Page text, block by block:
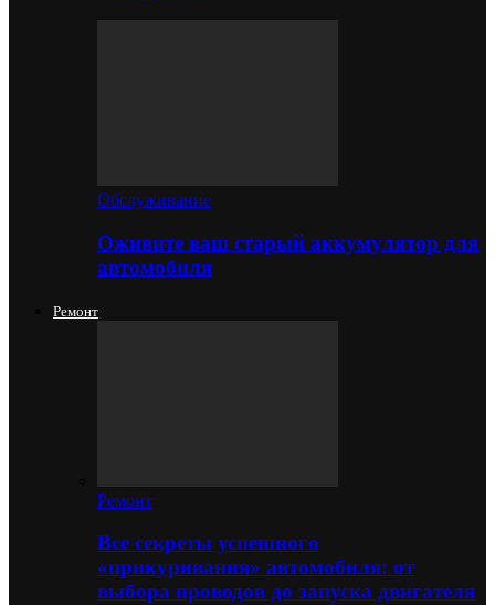
Обслуживание
Оживите ваш старый аккумулятор для
автомобиля
Ремонт
Ремонт
Все секреты успешного
«прикуривания» автомобиля: от
выбора проводов до запуска двигателя